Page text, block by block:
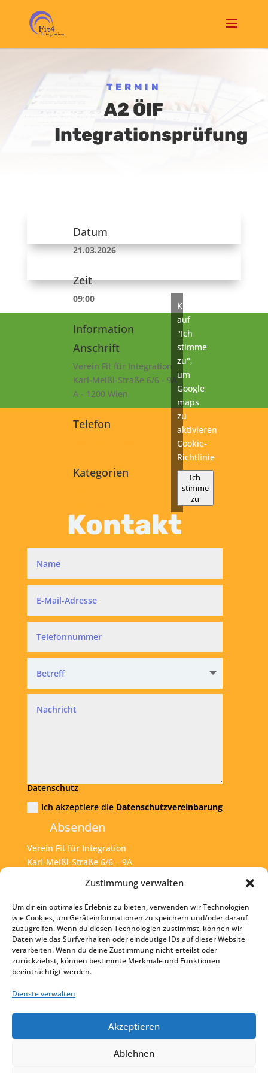
Zustimmung verwalten
Um dir ein optimales Erlebnis zu bieten, verwenden wir Technologien
wie Cookies, um Geräteinformationen zu speichern und/oder darauf
zuzugreifen. Wenn du diesen Technologien zustimmst, können wir
Daten wie das Surfverhalten oder eindeutige IDs auf dieser Website
verarbeiten. Wenn du deine Zustimmung nicht erteilst oder
zurückziehst, können bestimmte Merkmale und Funktionen
beeinträchtigt werden.
Dienste verwalten
Akzeptieren
Ablehnen
TERMIN
A2 ÖIF
Integrationsprüfung
Datum
21.03.2026
Zeit
09:00
Information
Anschrift
Verein Fit für Integration
Karl-Meißl-Straße 6/6 - 9A
A - 1200 Wien
Telefon
Kategorien
Klicke
auf
"Ich
stimme
zu",
um
Google
maps
zu
aktivieren
Cookie-
Richtlinie
Ich
stimme
zu
Kontakt
Datenschutz
Ich akzeptiere die Datenschutzvereinbarung
Absenden
Verein Fit für Integration
Karl-Meißl-Straße 6/6 – 9A
Tel:+43 1 925 77 46
Mail: office@fit4int.at
Startseite
Kontakt
Impressum